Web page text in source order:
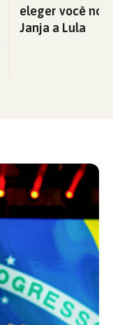
eleger você
Janja a Lula